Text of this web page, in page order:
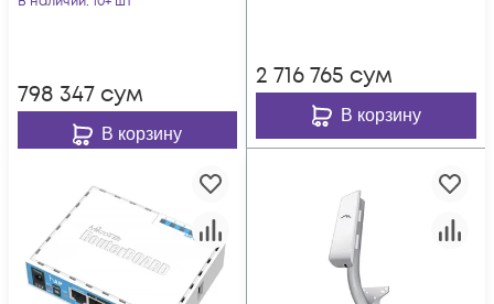
798 347 сум
В корзину
2 716 765 сум
В корзину